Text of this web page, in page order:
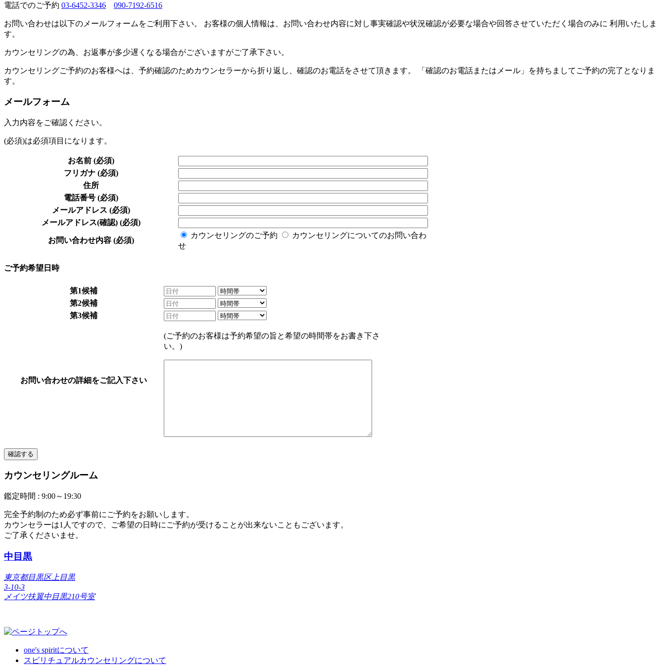
電話でのご予約 03-6452-3346 090-7192-6516
お問い合わせは以下のメールフォームをご利用下さい。 お客様の個人情報は、お問い合わせ内容に対し事実確認や状況確認が必要な場合や回答させていただく場合のみに 利用いたしま
す。
カウンセリングの為、お返事が多少遅くなる場合がございますがご了承下さい。
カウンセリングご予約のお客様へは、予約確認のためカウンセラーから折り返し、確認のお電話をさせて頂きます。 「確認のお電話またはメール」を持ちましてご予約の完了となりま
す。
メールフォーム
入力内容をご確認ください。
(必須)は必須項目になります。
お名前 (必須)
フリガナ (必須)
住所
電話番号 (必須)
メールアドレス (必須)
メールアドレス(確認) (必須)
お問い合わせ内容 (必須)
カウンセリングのご予約
カウンセリングについてのお問い合わ
せ
ご予約希望日時
第1候補
第2候補
第3候補
お問い合わせの詳細をご記入下さい
(ご予約のお客様は予約希望の旨と希望の時間帯をお書き下さ
い。)
カウンセリングルーム
鑑定時間 : 9:00～19:30
完全予約制のため必ず事前にご予約をお願いします。
カウンセラーは1人ですので、ご希望の日時にご予約が受けることが出来ないこともございます。
ご了承くださいませ。
中目黒
東京都目黒区上目黒
3-10-3
メイツ扶翼中目黒210号室
one's spiritについて
スピリチュアルカウンセリングについて